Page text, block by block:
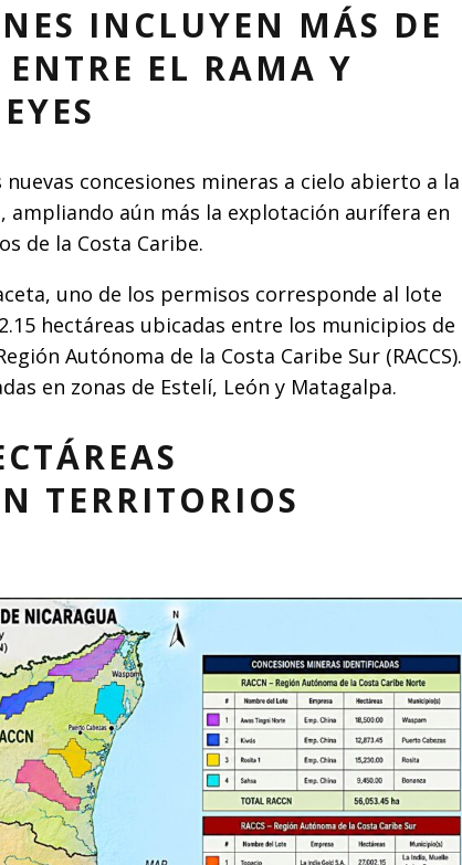
INCLUYEN MÁS DE
EL RAMA Y
concesiones mineras a cielo abierto a la
ampliando aún más la explotación aurífera en
de la Costa Caribe.
uno de los permisos corresponde al lote
hectáreas ubicadas entre los municipios de
Autónoma de la Costa Caribe Sur (RACCS).
en zonas de Estelí, León y Matagalpa.
TERRITORIOS